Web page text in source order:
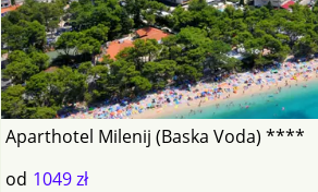
Aparthotel Milenij (Baska Voda) ****
od 1049 zł